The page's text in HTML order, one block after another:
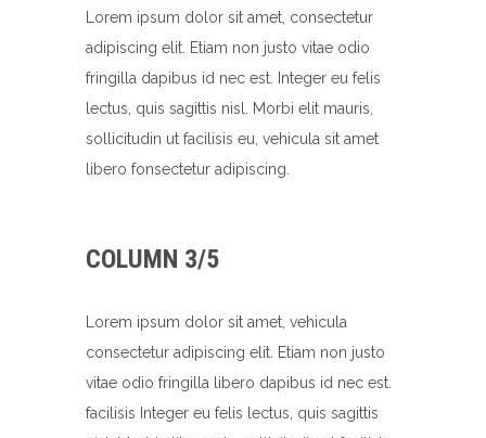
Lorem ipsum dolor sit amet, consectetur
adipiscing elit. Etiam non justo vitae odio
fringilla dapibus id nec est. Integer eu felis
lectus, quis sagittis nisl. Morbi elit mauris,
sollicitudin ut facilisis eu, vehicula sit amet
libero fonsectetur adipiscing.
COLUMN 3/5
Lorem ipsum dolor sit amet, vehicula
consectetur adipiscing elit. Etiam non justo
vitae odio fringilla libero dapibus id nec est.
facilisis Integer eu felis lectus, quis sagittis